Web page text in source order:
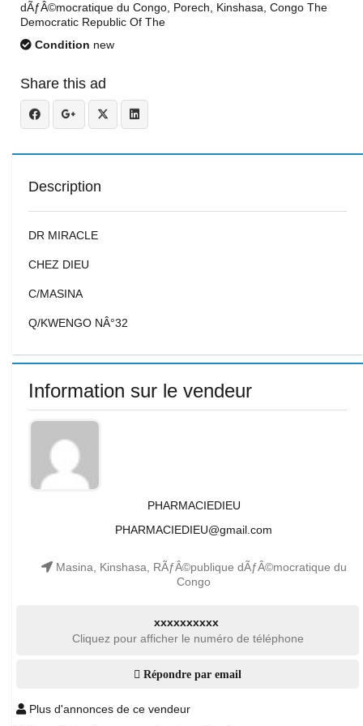
dÃƒÂ©mocratique du Congo, Porech, Kinshasa, Congo The
Democratic Republic Of The
Condition new
Share this ad
Description
DR MIRACLE
CHEZ DIEU
C/MASINA
Q/KWENGO NÂ°32
Information sur le vendeur
PHARMACIEDIEU
PHARMACIEDIEU@gmail.com
Masina, Kinshasa, RÃƒÂ©publique dÃƒÂ©mocratique du
Congo
xxxxxxxxxx
Cliquez pour afficher le numéro de téléphone
Répondre par email
Plus d'annonces de ce vendeur